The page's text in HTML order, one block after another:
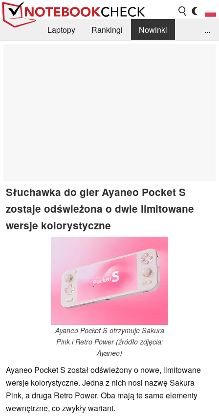
Laptopy Rankingi
Nowinki
...
Słuchawka do gier Ayaneo Pocket S
zostaje odświeżona o dwie limitowane
wersje kolorystyczne
Ayaneo Pocket S otrzymuje Sakura
Pink i Retro Power (źródło zdjęcia:
Ayaneo)
Ayaneo Pocket S został odświeżony o nowe, limitowane
wersje kolorystyczne. Jedna z nich nosi nazwę Sakura
Pink, a druga Retro Power. Oba mają te same elementy
wewnętrzne, co zwykły wariant.